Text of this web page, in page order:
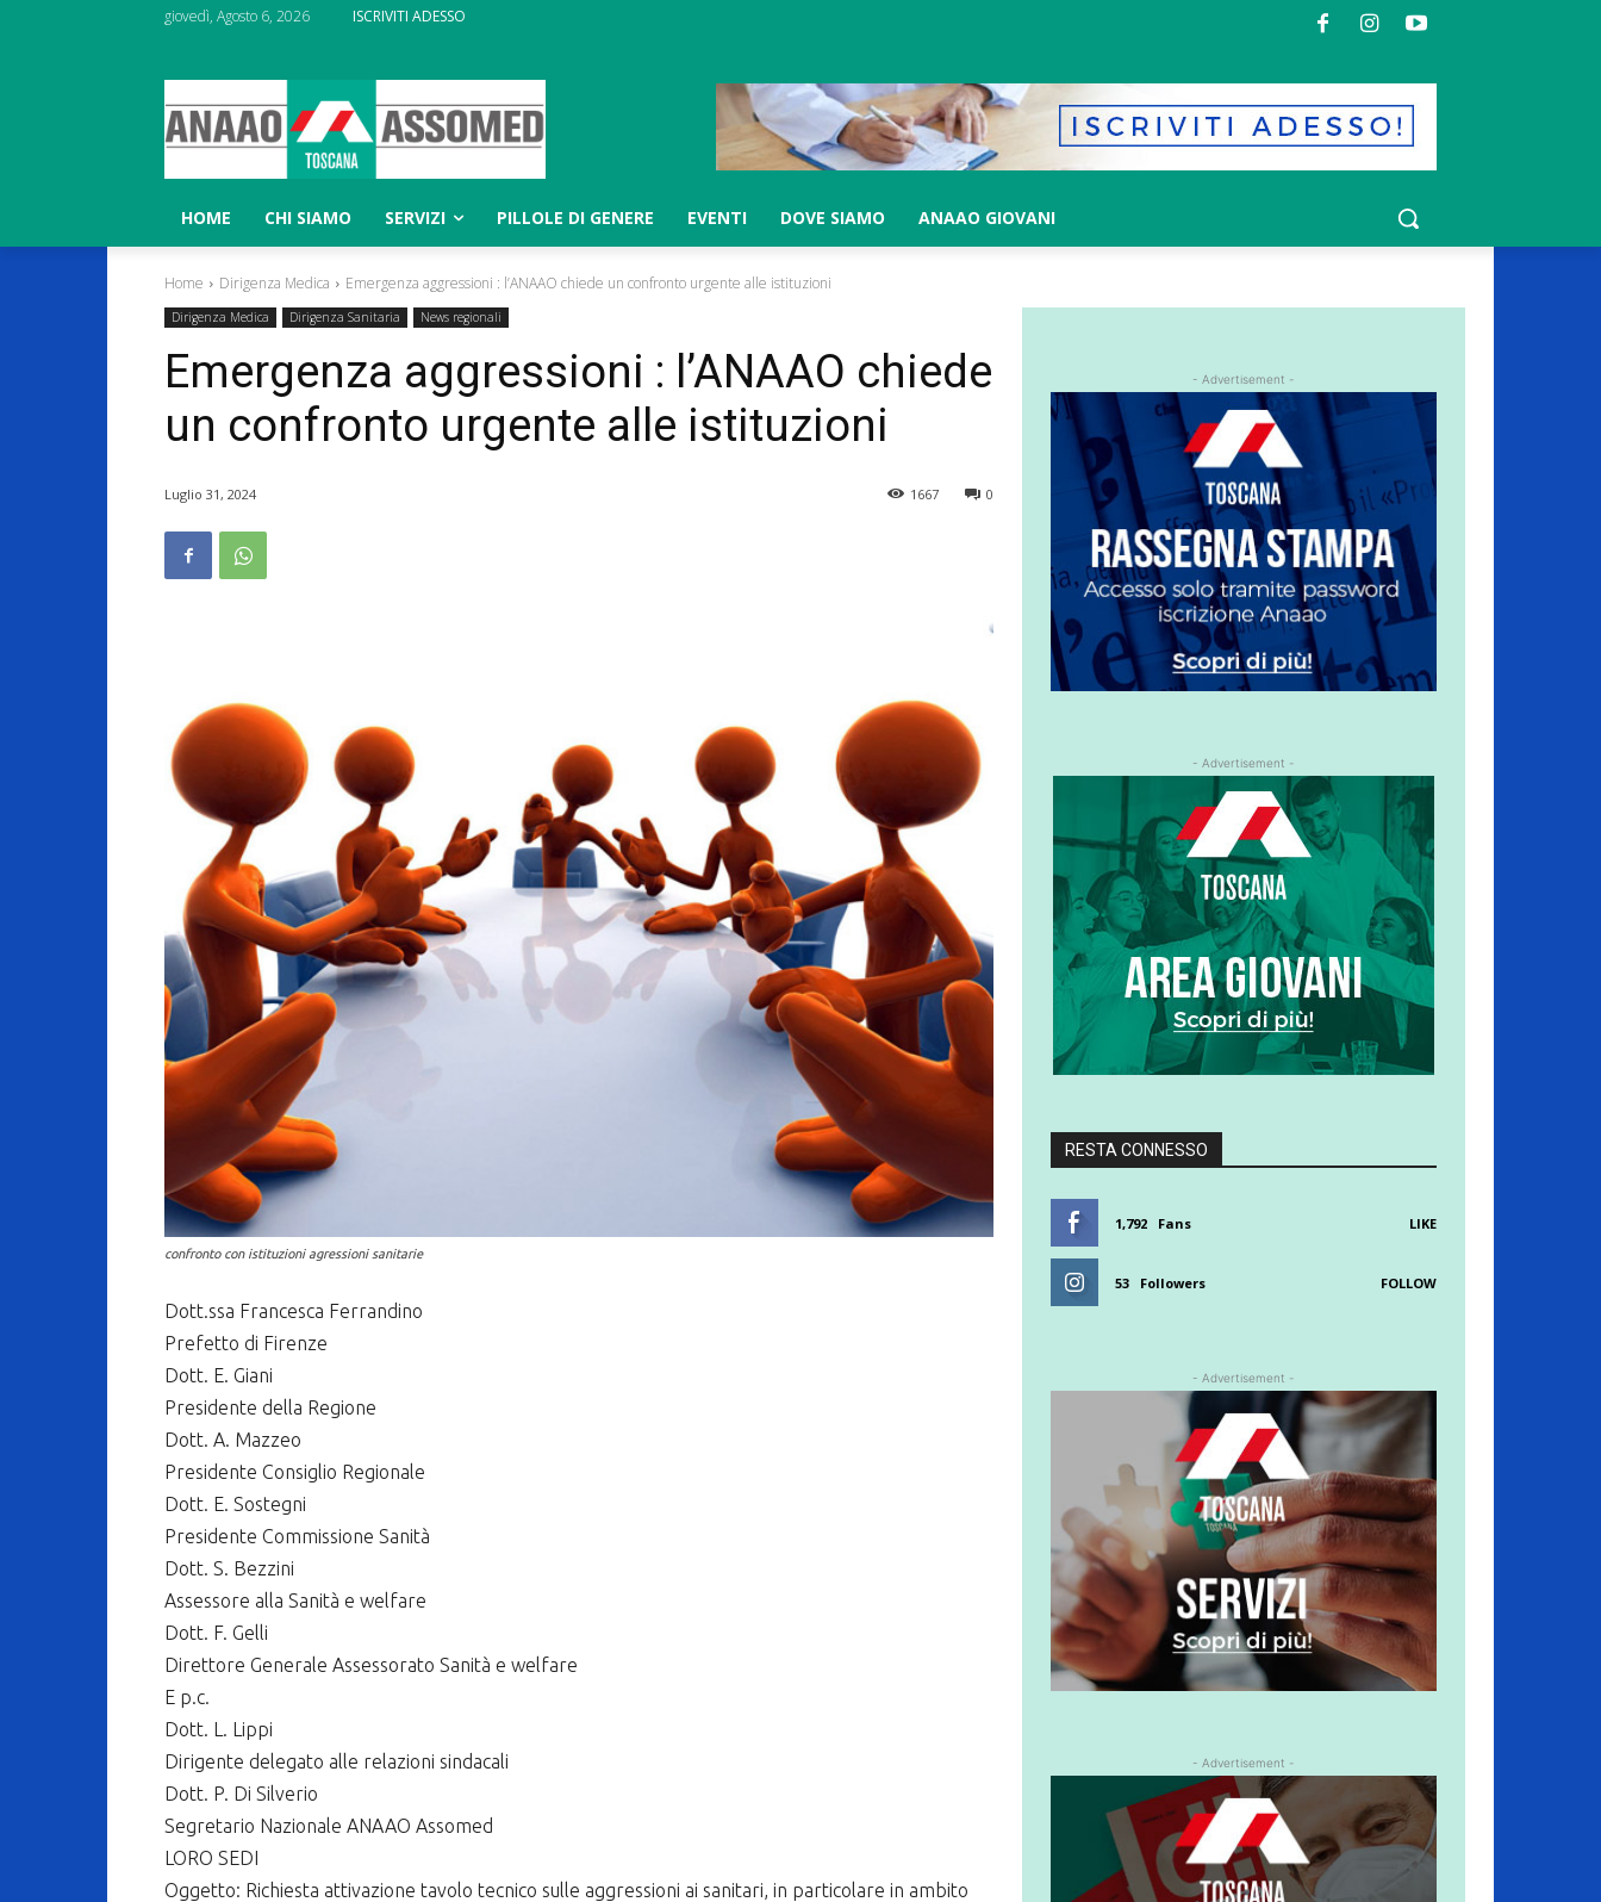
giovedì, Agosto 6, 2026 ISCRIVITI ADESSO
HOME CHI SIAMO SERVIZI PILLOLE DI GENERE EVENTI DOVE SIAMO ANAAO GIOVANI
Home Dirigenza Medica Emergenza aggressioni : l’ANAAO chiede un confronto urgente alle istituzioni
Dirigenza Medica Dirigenza Sanitaria News regionali
Emergenza aggressioni : l’ANAAO chiede
un confronto urgente alle istituzioni
Luglio 31, 2024 0
1667
confronto con istituzioni agressioni sanitarie
Dott.ssa Francesca Ferrandino
Prefetto di Firenze
Dott. E. Giani
Presidente della Regione
Dott. A. Mazzeo
Presidente Consiglio Regionale
Dott. E. Sostegni
Presidente Commissione Sanità
Dott. S. Bezzini
Assessore alla Sanità e welfare
Dott. F. Gelli
Direttore Generale Assessorato Sanità e welfare
E p.c.
Dott. L. Lippi
Dirigente delegato alle relazioni sindacali
Dott. P. Di Silverio
Segretario Nazionale ANAAO Assomed
LORO SEDI
Oggetto: Richiesta attivazione tavolo tecnico sulle aggressioni ai sanitari, in particolare in ambito
- Advertisement -
- Advertisement -
RESTA CONNESSO
1,792 Fans LIKE
53 Followers FOLLOW
- Advertisement -
- Advertisement -